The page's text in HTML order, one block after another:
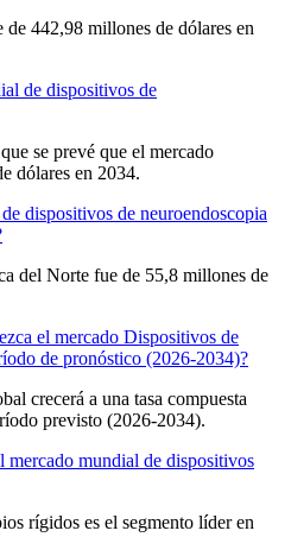
442,98 millones de dólares en
de dispositivos de
se prevé que el mercado
dólares en 2034.
dispositivos de neuroendoscopia
del Norte fue de 55,8 millones de
el mercado Dispositivos de
de pronóstico (2026-2034)?
crecerá a una tasa compuesta
previsto (2026-2034).
mercado mundial de dispositivos
rígidos es el segmento líder en